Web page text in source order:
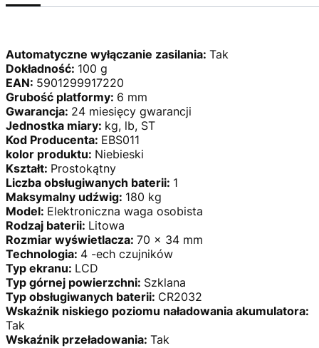
Automatyczne wyłączanie zasilania: Tak
Dokładność: 100 g
EAN: 5901299917220
Grubość platformy: 6 mm
Gwarancja: 24 miesięcy gwarancji
Jednostka miary: kg, lb, ST
Kod Producenta: EBS011
kolor produktu: Niebieski
Kształt: Prostokątny
Liczba obsługiwanych baterii: 1
Maksymalny udźwig: 180 kg
Model: Elektroniczna waga osobista
Rodzaj baterii: Litowa
Rozmiar wyświetlacza: 70 x 34 mm
Technologia: 4 -ech czujników
Typ ekranu: LCD
Typ górnej powierzchni: Szklana
Typ obsługiwanych baterii: CR2032
Wskaźnik niskiego poziomu naładowania akumulatora:
Tak
Wskaźnik przeładowania: Tak